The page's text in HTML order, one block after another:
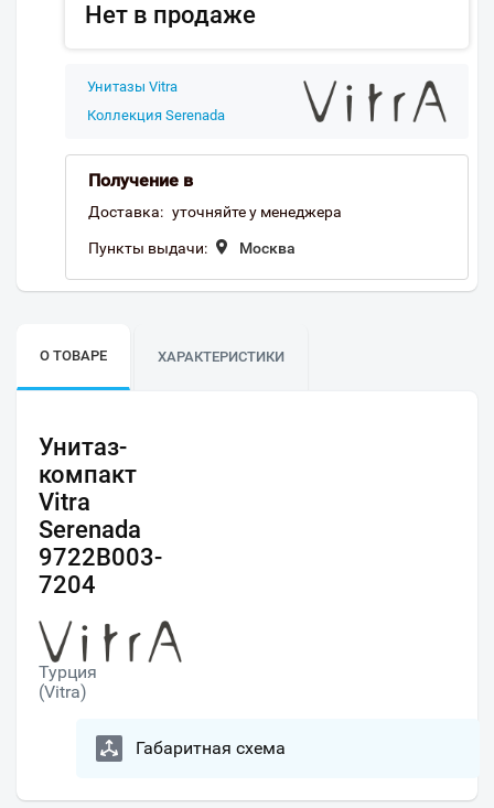
Нет в продаже
Унитазы Vitra
Коллекция Serenada
Получение в
Доставка: уточняйте у менеджера
Пункты выдачи: Москва
О ТОВАРЕ ХАРАКТЕРИСТИКИ
Унитаз-
компакт
Vitra
Serenada
9722B003-
7204
Турция
(Vitra)
Габаритная схема